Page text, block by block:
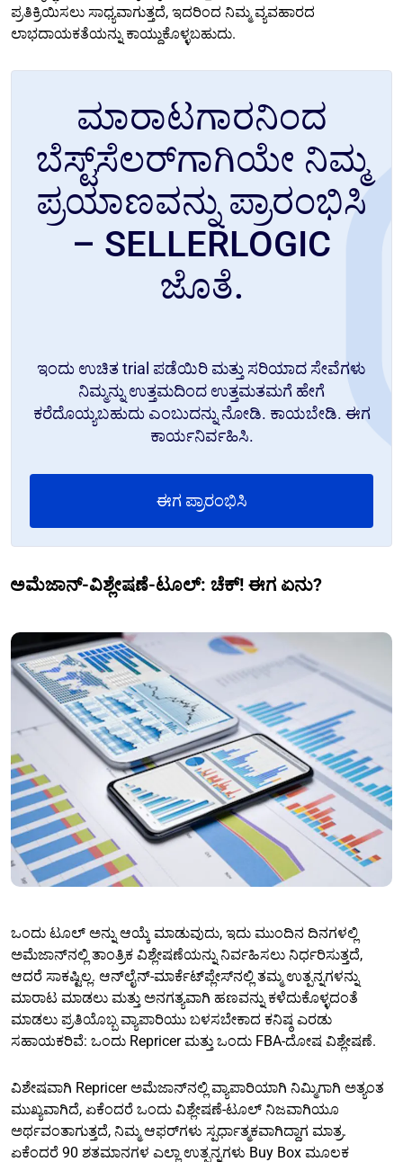
ಪ್ರತಿಕ್ರಿಯಿಸಲು ಸಾಧ್ಯವಾಗುತ್ತದೆ, ಇದರಿಂದ ನಿಮ್ಮ ವ್ಯವಹಾರದ
ಲಾಭದಾಯಕತೆಯನ್ನು ಕಾಯ್ದುಕೊಳ್ಳಬಹುದು.
ಮಾರಾಟಗಾರನಿಂದ
ಬೆಸ್ಟ್‌ಸೆಲರ್‌ಗಾಗಿಯೇ ನಿಮ್ಮ
ಪ್ರಯಾಣವನ್ನು ಪ್ರಾರಂಭಿಸಿ
– SELLERLOGIC
ಜೊತೆ.
ಇಂದು ಉಚಿತ trial ಪಡೆಯಿರಿ ಮತ್ತು ಸರಿಯಾದ ಸೇವೆಗಳು
ನಿಮ್ಮನ್ನು ಉತ್ತಮದಿಂದ ಉತ್ತಮತಮಗೆ ಹೇಗೆ
ಕರೆದೊಯ್ಯಬಹುದು ಎಂಬುದನ್ನು ನೋಡಿ. ಕಾಯಬೇಡಿ. ಈಗ
ಕಾರ್ಯನಿರ್ವಹಿಸಿ.
ಈಗ ಪ್ರಾರಂಭಿಸಿ
ಅಮೆಜಾನ್-ವಿಶ್ಲೇಷಣೆ-ಟೂಲ್: ಚೆಕ್! ಈಗ ಏನು?
ಒಂದು ಟೂಲ್ ಅನ್ನು ಆಯ್ಕೆ ಮಾಡುವುದು, ಇದು ಮುಂದಿನ ದಿನಗಳಲ್ಲಿ
ಅಮೆಜಾನ್‌ನಲ್ಲಿ ತಾಂತ್ರಿಕ ವಿಶ್ಲೇಷಣೆಯನ್ನು ನಿರ್ವಹಿಸಲು ನಿರ್ಧರಿಸುತ್ತದೆ,
ಆದರೆ ಸಾಕಷ್ಟಿಲ್ಲ. ಆನ್‌ಲೈನ್-ಮಾರ್ಕೆಟ್‌ಪ್ಲೇಸ್‌ನಲ್ಲಿ ತಮ್ಮ ಉತ್ಪನ್ನಗಳನ್ನು
ಮಾರಾಟ ಮಾಡಲು ಮತ್ತು ಅನಗತ್ಯವಾಗಿ ಹಣವನ್ನು ಕಳೆದುಕೊಳ್ಳದಂತೆ
ಮಾಡಲು ಪ್ರತಿಯೊಬ್ಬ ವ್ಯಾಪಾರಿಯು ಬಳಸಬೇಕಾದ ಕನಿಷ್ಠ ಎರಡು
ಸಹಾಯಕರಿವೆ: ಒಂದು Repricer ಮತ್ತು ಒಂದು FBA-ದೋಷ ವಿಶ್ಲೇಷಣೆ.
ವಿಶೇಷವಾಗಿ Repricer ಅಮೆಜಾನ್‌ನಲ್ಲಿ ವ್ಯಾಪಾರಿಯಾಗಿ ನಿಮ್ಮಿಗಾಗಿ ಅತ್ಯಂತ
ಮುಖ್ಯವಾಗಿದೆ, ಏಕೆಂದರೆ ಒಂದು ವಿಶ್ಲೇಷಣೆ-ಟೂಲ್ ನಿಜವಾಗಿಯೂ
ಅರ್ಥವಂತಾಗುತ್ತದೆ, ನಿಮ್ಮ ಆಫರ್‌ಗಳು ಸ್ಪರ್ಧಾತ್ಮಕವಾಗಿದ್ದಾಗ ಮಾತ್ರ.
ಏಕೆಂದರೆ 90 ಶತಮಾನಗಳ ಎಲ್ಲಾ ಉತ್ಪನ್ನಗಳು Buy Box ಮೂಲಕ